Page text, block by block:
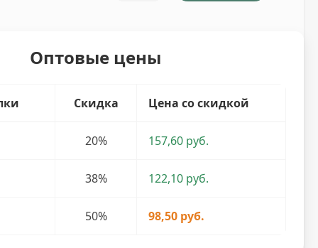
Оптовые цены
Скидка Цена со скидкой
20% 157,60 руб.
38% 122,10 руб.
50% 98,50 руб.